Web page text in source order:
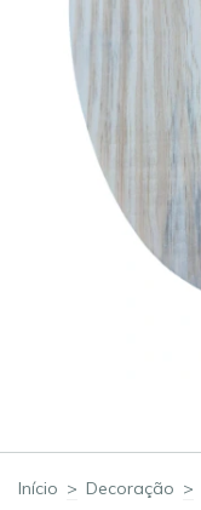
Início > Decoração >